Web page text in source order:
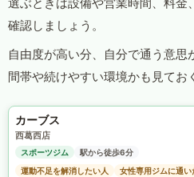
選ぶときは設備や営業時間、料金
確認しましょう。
自由度が高い分、自分で通う意
間帯や続けやすい環境かも見てお
カーブス
西葛西店
スポーツジム
駅から徒歩6分
運動不足を解消したい人
女性専用ジムに通い